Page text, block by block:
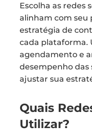
Escolha as redes
alinham com seu
estratégia de
cada plataforma.
agendamento e
desempenho das
ajustar sua
Quais
Utilizar?